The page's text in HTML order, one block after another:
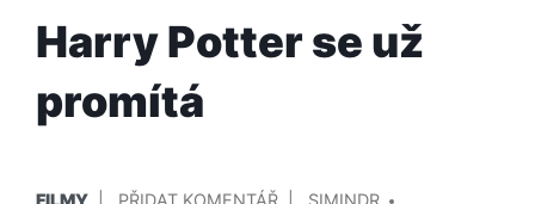
Harry Potter se už
promítá
NA